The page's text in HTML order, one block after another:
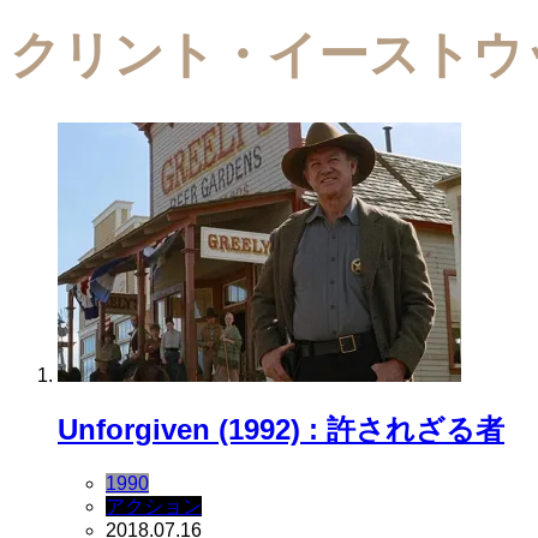
クリント・イーストウ
Unforgiven (1992) : 許されざる者
1990
アクション
2018.07.16